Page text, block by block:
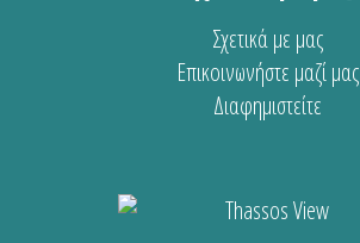
Σχετικά με μας
Επικοινωνήστε μαζί μας
Διαφημιστείτε